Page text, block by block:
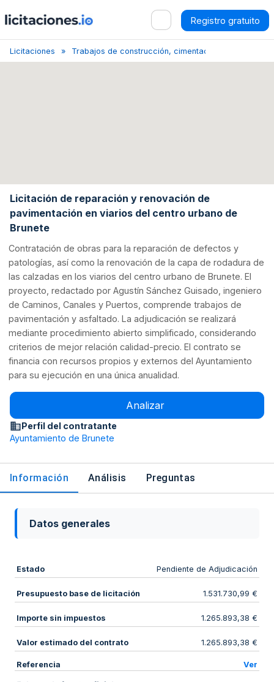
Registro gratuito
Licitaciones Trabajos de construcción, cimentación y
Licitación de reparación y renovación de
pavimentación en viarios del centro urbano de
Brunete
Contratación de obras para la reparación de defectos y
patologías, así como la renovación de la capa de rodadura de
las calzadas en los viarios del centro urbano de Brunete. El
proyecto, redactado por Agustín Sánchez Guisado, ingeniero
de Caminos, Canales y Puertos, comprende trabajos de
pavimentación y asfaltado. La adjudicación se realizará
mediante procedimiento abierto simplificado, considerando
criterios de mejor relación calidad-precio. El contrato se
financia con recursos propios y externos del Ayuntamiento
para su ejecución en una única anualidad.
Analizar
Perfil del contratante
Ayuntamiento de Brunete
Información Análisis Preguntas
Datos generales
Estado Pendiente de Adjudicación
Presupuesto base de licitación 1.531.730,99 €
Importe sin impuestos 1.265.893,38 €
Valor estimado del contrato 1.265.893,38 €
Referencia Ver